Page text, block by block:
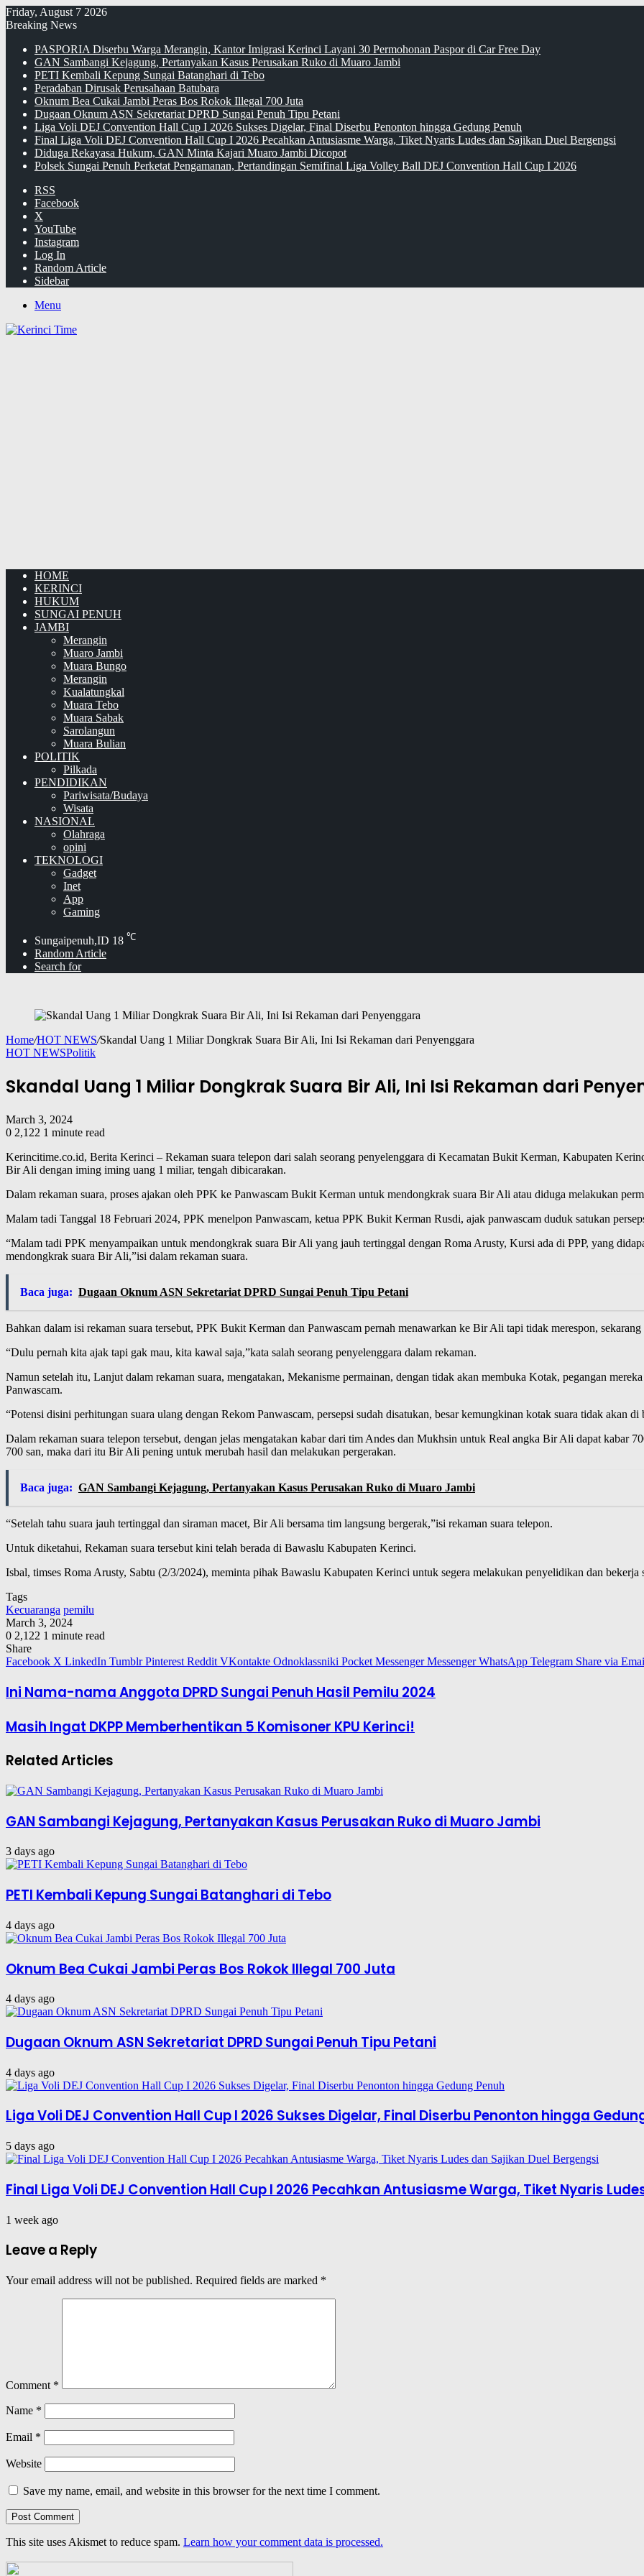
Friday, August 7 2026
Breaking News
PASPORIA Diserbu Warga Merangin, Kantor Imigrasi Kerinci Layani 30 Permohonan Paspor di Car Free Day
GAN Sambangi Kejagung, Pertanyakan Kasus Perusakan Ruko di Muaro Jambi
PETI Kembali Kepung Sungai Batanghari di Tebo
Peradaban Dirusak Perusahaan Batubara
Oknum Bea Cukai Jambi Peras Bos Rokok Illegal 700 Juta
Dugaan Oknum ASN Sekretariat DPRD Sungai Penuh Tipu Petani
Liga Voli DEJ Convention Hall Cup I 2026 Sukses Digelar, Final Diserbu Penonton hingga Gedung Penuh
Final Liga Voli DEJ Convention Hall Cup I 2026 Pecahkan Antusiasme Warga, Tiket Nyaris Ludes dan Sajikan Duel Bergengsi
Diduga Rekayasa Hukum, GAN Minta Kajari Muaro Jambi Dicopot
Polsek Sungai Penuh Perketat Pengamanan, Pertandingan Semifinal Liga Volley Ball DEJ Convention Hall Cup I 2026
RSS
Facebook
X
YouTube
Instagram
Log In
Random Article
Sidebar
Menu
HOME
KERINCI
HUKUM
SUNGAI PENUH
JAMBI
Merangin
Muaro Jambi
Muara Bungo
Merangin
Kualatungkal
Muara Tebo
Muara Sabak
Sarolangun
Muara Bulian
POLITIK
Pilkada
PENDIDIKAN
Pariwisata/Budaya
Wisata
NASIONAL
Olahraga
opini
TEKNOLOGI
Gadget
Inet
App
Gaming
Sungaipenuh,ID 18 ℃
Random Article
Search for
Home/HOT NEWS/Skandal Uang 1 Miliar Dongkrak Suara Bir Ali, Ini Isi Rekaman dari Penyenggara
HOT NEWSPolitik
Skandal Uang 1 Miliar Dongkrak Suara Bir Ali, Ini Isi Rekaman dari
March 3, 2024
0 2,122 1 minute read
Kerincitime.co.id, Berita Kerinci – Rekaman suara telepon dari salah seorang penyelenggara di Kecamatan Bukit Kerman, Kabupaten
Bir Ali dengan iming iming uang 1 miliar, tengah dibicarakan.
Dalam rekaman suara, proses ajakan oleh PPK ke Panwascam Bukit Kerman untuk mendongkrak suara Bir Ali atau diduga melakukan
Malam tadi Tanggal 18 Februari 2024, PPK menelpon Panwascam, ketua PPK Bukit Kerman Rusdi, ajak panwascam duduk satukan
“Malam tadi PPK menyampaikan untuk mendongkrak suara Bir Ali yang jauh tertinggal dengan Roma Arusty, Kursi ada di PPP, yang
mendongkrak suara Bir Ali,”isi dalam rekaman suara.
Baca juga: Dugaan Oknum ASN Sekretariat DPRD Sungai Penuh Tipu Petani
Bahkan dalam isi rekaman suara tersebut, PPK Bukit Kerman dan Panwascam pernah menawarkan ke Bir Ali tapi tidak merespon,
“Dulu pernah kita ajak tapi gak mau, kita kawal saja,”kata salah seorang penyelenggara dalam rekaman.
Namun setelah itu, Lanjut dalam rekaman suara, mengatakan, Mekanisme permainan, dengan tidak akan membuka Kotak, pegangan
Panwascam.
“Potensi disini perhitungan suara ulang dengan Rekom Panwascam, persepsi sudah disatukan, besar kemungkinan kotak suara tidak akan di
Dalam rekaman suara telepon tersebut, dengan jelas mengatakan kabar dari tim Andes dan Mukhsin untuk Real angka Bir Ali dapat kabar
700 san, maka dari itu Bir Ali pening untuk merubah hasil dan melakukan pergerakan.
Baca juga: GAN Sambangi Kejagung, Pertanyakan Kasus Perusakan Ruko di Muaro Jambi
“Setelah tahu suara jauh tertinggal dan siraman macet, Bir Ali bersama tim langsung bergerak,”isi rekaman suara telepon.
Untuk diketahui, Rekaman suara tersebut kini telah berada di Bawaslu Kabupaten Kerinci.
Isbal, timses Roma Arusty, Sabtu (2/3/2024), meminta pihak Bawaslu Kabupaten Kerinci untuk segera melakukan penyelidikan dan bekerja
Tags
Kecuaranga pemilu
March 3, 2024
0 2,122 1 minute read
Share
Facebook X LinkedIn Tumblr Pinterest Reddit VKontakte Odnoklassniki Pocket Messenger Messenger WhatsApp Telegram Share via
Ini Nama-nama Anggota DPRD Sungai Penuh Hasil Pemilu 2024
Masih Ingat DKPP Memberhentikan 5 Komisoner KPU Kerinci!
Related Articles
GAN Sambangi Kejagung, Pertanyakan Kasus Perusakan Ruko di Muaro Jambi
3 days ago
PETI Kembali Kepung Sungai Batanghari di Tebo
4 days ago
Oknum Bea Cukai Jambi Peras Bos Rokok Illegal 700 Juta
4 days ago
Dugaan Oknum ASN Sekretariat DPRD Sungai Penuh Tipu Petani
4 days ago
Liga Voli DEJ Convention Hall Cup I 2026 Sukses Digelar, Final Diserbu Penonton hingga
5 days ago
Final Liga Voli DEJ Convention Hall Cup I 2026 Pecahkan Antusiasme Warga, Tiket Nyaris
1 week ago
Leave a Reply
Your email address will not be published. Required fields are marked *
Comment *
Name *
Email *
Website
Save my name, email, and website in this browser for the next time I comment.
This site uses Akismet to reduce spam. Learn how your comment data is processed.